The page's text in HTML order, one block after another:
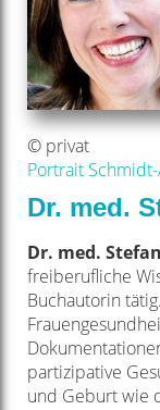
© privat
Portrait
Dr. med.
Dr. med.
freiberufliche
Buchautorin
partizipative
und Geburt wie